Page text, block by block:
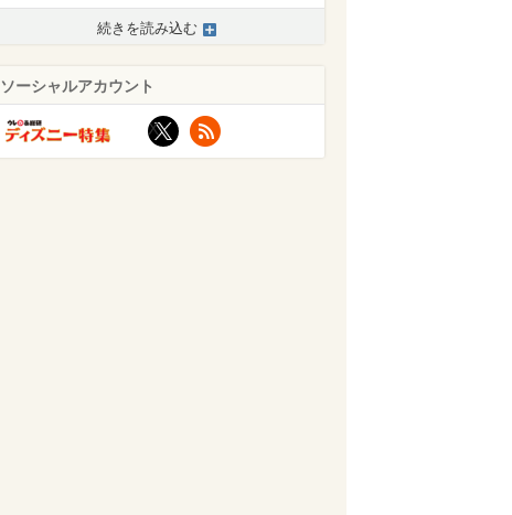
>
続きを読み込む
ソーシャルアカウント
X